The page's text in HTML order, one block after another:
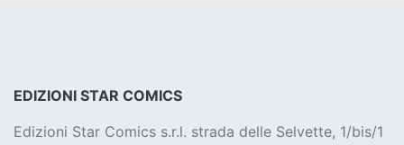
EDIZIONI STAR COMICS
Edizioni Star Comics s.r.l. strada delle Selvette, 1/bis/1